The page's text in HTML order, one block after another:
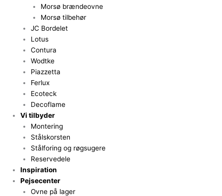
Morsø brændeovne
Morsø tilbehør
JC Bordelet
Lotus
Contura
Wodtke
Piazzetta
Ferlux
Ecoteck
Decoflame
Vi tilbyder
Montering
Stålskorsten
Stålforing og røgsugere
Reservedele
Inspiration
Pejsecenter
Ovne på lager